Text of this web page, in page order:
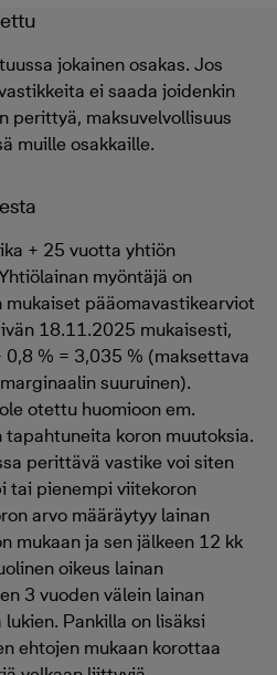
jokainen osakas. Jos
ei saada joidenkin
perittyä, maksuvelvollisuus
muille osakkaille.
+ 25 vuotta yhtiön
myöntäjä on
mukaiset pääomavastikearviot
18.11.2025 mukaisesti,
% = 3,035 % (maksettava
suuruinen).
otettu huomioon em.
tapahtuneita koron muutoksia.
perittävä vastike voi siten
tai pienempi viitekoron
arvo määräytyy lainan
mukaan ja sen jälkeen 12 kk
oikeus lainan
3 vuoden välein lainan
Pankilla on lisäksi
ehtojen mukaan korottaa